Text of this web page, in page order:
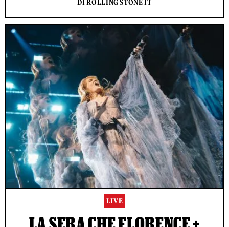
DI ROLLING STONE IT
LIVE